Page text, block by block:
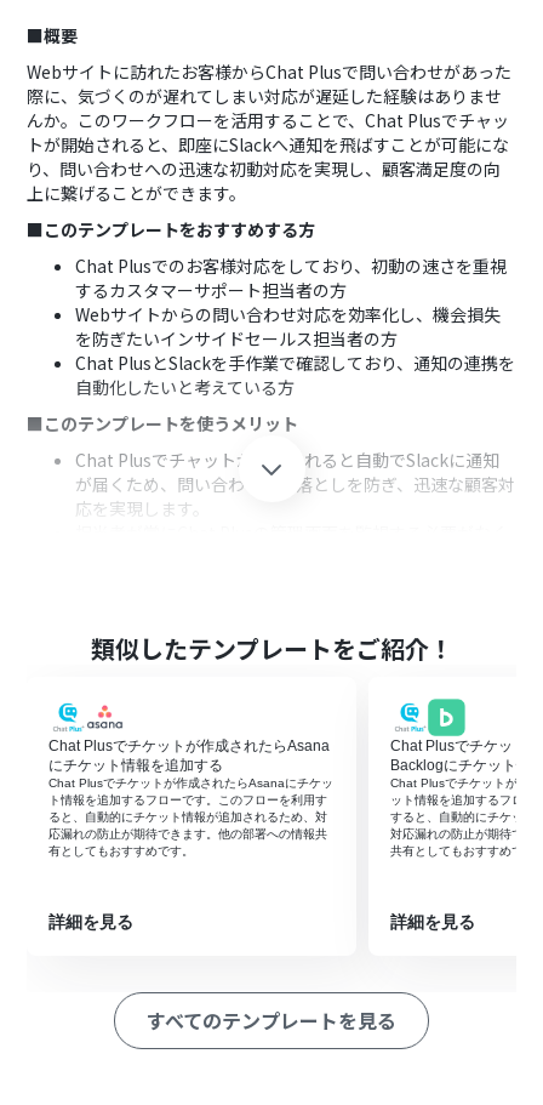
■概要
Webサイトに訪れたお客様からChat Plusで問い合わせがあった
際に、気づくのが遅れてしまい対応が遅延した経験はありませ
んか。このワークフローを活用することで、Chat Plusでチャッ
トが開始されると、即座にSlackへ通知を飛ばすことが可能にな
り、問い合わせへの迅速な初動対応を実現し、顧客満足度の向
上に繋げることができます。
■このテンプレートをおすすめする方
Chat Plusでのお客様対応をしており、初動の速さを重視
するカスタマーサポート担当者の方
Webサイトからの問い合わせ対応を効率化し、機会損失
を防ぎたいインサイドセールス担当者の方
Chat PlusとSlackを手作業で確認しており、通知の連携を
自動化したいと考えている方
■このテンプレートを使うメリット
Chat Plusでチャットが開始されると自動でSlackに通知
が届くため、問い合わせの見落としを防ぎ、迅速な顧客対
応を実現します。
はじめに、Chat PlusとSlackをYoomと連携します。
されたら」というアクションを設定します。
最後に、オペレーションでSlackを選択し、「チャンネル
にメッセージを送る」アクションで通知したいチャンネル
やメッセージ内容を設定します。
※「トリガー」：フロー起動のきっかけとなるアクション、「オ
ペレーション」：トリガー起動後、フロー内で処理を行うアク
ション
Slackにメッセージを送信するアクションでは、通知を飛
く、Chat Plusから取得した訪問者の情報などを組み込ん
でカスタマイズすることが可能です。
類似したテンプレートをご紹介！
Chat Plusでチケットが作成されたらAsana
にチケット情報を追加する
Chat Plusでチケットが作成されたらAsanaにチケッ
ト情報を追加するフローです。このフローを利用す
ると、自動的にチケット情報が追加されるため、対
応漏れの防止が期待できます。他の部署への情報共
有としてもおすすめです。
詳細を見る
Chat Plusでチケット
Backlogにチケット情
Chat Plusでチケットが作
ット情報を追加するフロー
すると、自動的にチケット
対応漏れの防止が期待でき
共有としてもおすすめです
詳細を見る
すべてのテンプレートを見る